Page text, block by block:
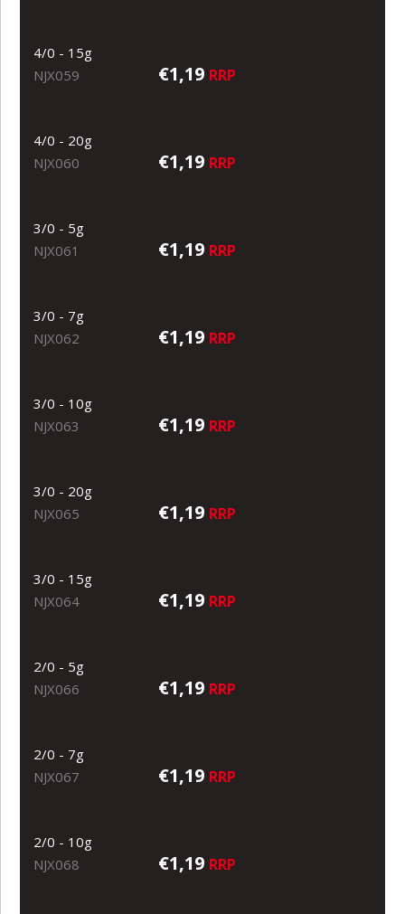
4/0 - 15g
NJX059
€1,19 RRP
4/0 - 20g
NJX060
€1,19 RRP
3/0 - 5g
NJX061
€1,19 RRP
3/0 - 7g
NJX062
€1,19 RRP
3/0 - 10g
NJX063
€1,19 RRP
3/0 - 20g
NJX065
€1,19 RRP
3/0 - 15g
NJX064
€1,19 RRP
2/0 - 5g
NJX066
€1,19 RRP
2/0 - 7g
NJX067
€1,19 RRP
2/0 - 10g
NJX068
€1,19 RRP